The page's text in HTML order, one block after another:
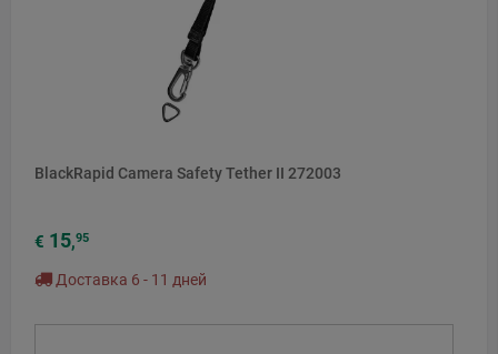
BlackRapid Camera Safety Tether II 272003
€ 15,95
Доставка 6 - 11 дней